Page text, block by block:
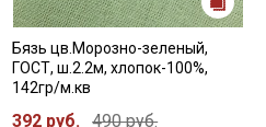
Бязь цв.Морозно-зеленый,
ГОСТ, ш.2.2м, хлопок-100%,
142гр/м.кв
392 руб. 490 руб.